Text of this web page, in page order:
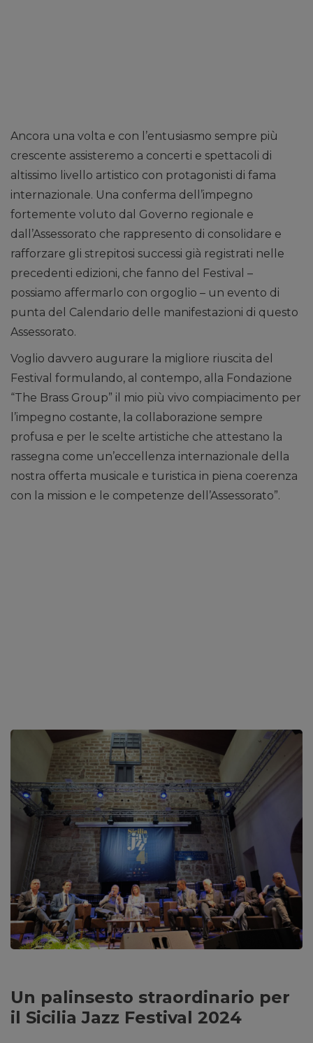
Ancora una volta e con l’entusiasmo sempre più
crescente assisteremo a concerti e spettacoli di
altissimo livello artistico con protagonisti di fama
internazionale. Una conferma dell’impegno
fortemente voluto dal Governo regionale e
dall’Assessorato che rappresento di consolidare e
rafforzare gli strepitosi successi già registrati nelle
precedenti edizioni, che fanno del Festival –
possiamo affermarlo con orgoglio – un evento di
punta del Calendario delle manifestazioni di questo
Assessorato.
Voglio davvero augurare la migliore riuscita del
Festival formulando, al contempo, alla Fondazione
“The Brass Group” il mio più vivo compiacimento per
l’impegno costante, la collaborazione sempre
profusa e per le scelte artistiche che attestano la
rassegna come un’eccellenza internazionale della
nostra offerta musicale e turistica in piena coerenza
con la mission e le competenze dell’Assessorato”.
Un palinsesto straordinario per
il Sicilia Jazz Festival 2024